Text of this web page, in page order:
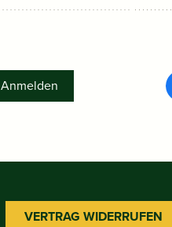
Anmelden
VERTRAG WIDERRUFEN